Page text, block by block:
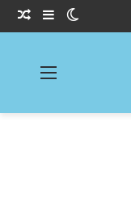
Willekeurig Artikel
Sidebar